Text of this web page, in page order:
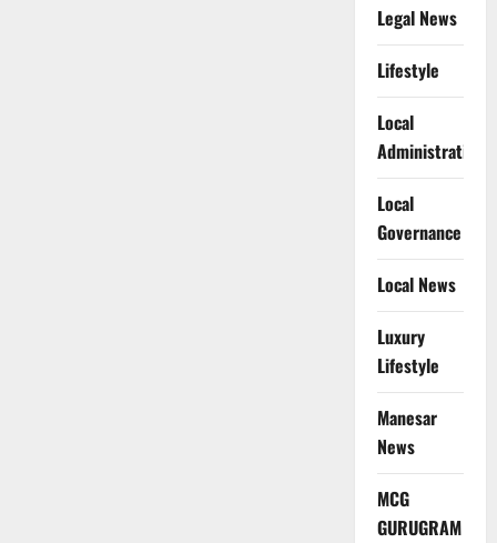
Legal News
Lifestyle
Local
Administration
Local
Governance
Local News
Luxury
Lifestyle
Manesar
News
MCG
GURUGRAM